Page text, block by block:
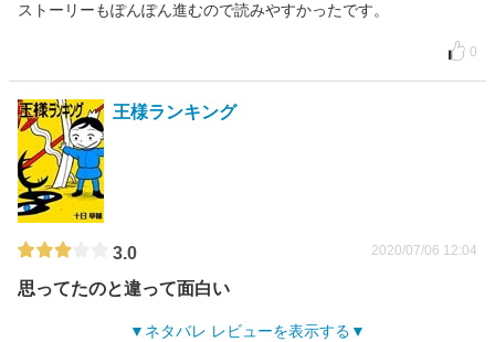
ストーリーもぽんぽん進むので読みやすかったです。
0
王様ランキング
3.0 2020/07/06 12:04
思ってたのと違って面白い
ネタバレ レビューを表示する